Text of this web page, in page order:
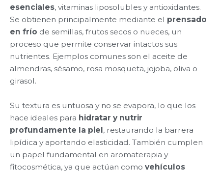
esenciales, vitaminas liposolubles y antioxidantes.
Se obtienen principalmente mediante el prensado
en frío de semillas, frutos secos o nueces, un
proceso que permite conservar intactos sus
nutrientes. Ejemplos comunes son el aceite de
almendras, sésamo, rosa mosqueta, jojoba, oliva o
girasol.
Su textura es untuosa y no se evapora, lo que los
hace ideales para hidratar y nutrir
profundamente la piel, restaurando la barrera
lipídica y aportando elasticidad. También cumplen
un papel fundamental en aromaterapia y
fitocosmética, ya que actúan como vehículos